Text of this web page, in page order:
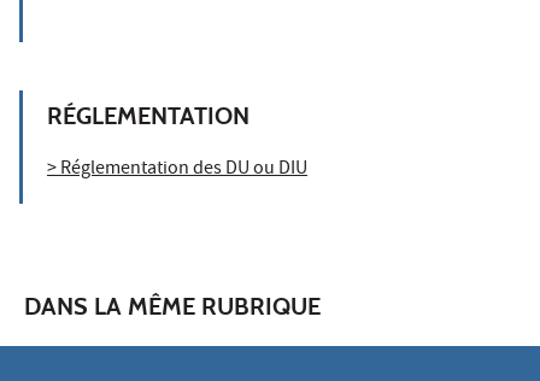
RÉGLEMENTATION
> Réglementation des DU ou DIU
DANS LA MÊME RUBRIQUE